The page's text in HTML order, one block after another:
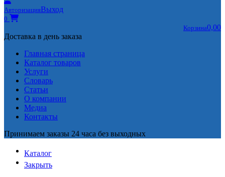
АвторизацияВыход
0
Корзина0,00
Доставка в день заказа
Главная страница
Каталог товаров
Услуги
Словарь
Статьи
О компании
Медиа
Контакты
Принимаем заказы 24 часа без выходных
Каталог
Закрыть